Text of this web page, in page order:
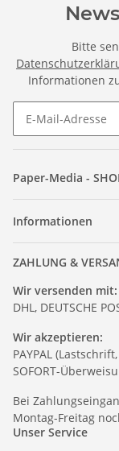
Bitte
Informationen
Paper-Media -
Informationen
ZAHLUNG &
Wir versenden mit:
DHL, DEUTSCHE
Wir akzeptieren:
PAYPAL
SOFORT-
Bei
Montag-Freitag
Unser Service